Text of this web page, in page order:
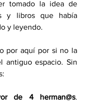
tomado la idea de
y libros que había
y leyendo.
por aquí por si no la
antiguo espacio. Sin
de 4 herman@s.